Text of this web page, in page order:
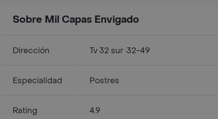
Sobre Mil Capas Envigado
Dirección Tv 32 sur ·32-49
Especialidad Postres
Rating 4.9